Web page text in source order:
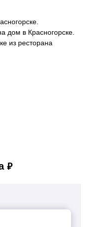
дом в Красногорске.
из ресторана
руб